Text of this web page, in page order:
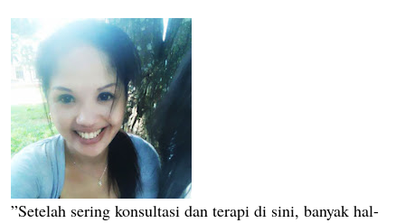
”Setelah sering konsultasi dan terapi di sini, banyak hal-